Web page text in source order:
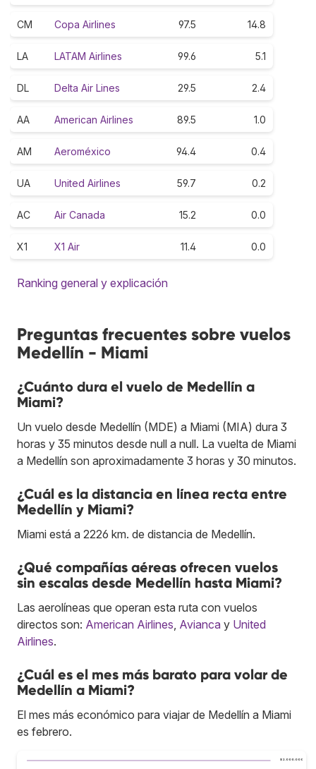
CM Copa Airlines 97.5 14.8
LA LATAM Airlines 99.6 5.1
DL Delta Air Lines 29.5 2.4
AA American Airlines 89.5 1.0
AM Aeroméxico 94.4 0.4
UA United Airlines 59.7 0.2
AC Air Canada 15.2 0.0
X1 X1 Air 11.4 0.0
Ranking general y explicación
Preguntas frecuentes sobre vuelos
Medellín - Miami
¿Cuánto dura el vuelo de Medellín a
Miami?
Un vuelo desde Medellín (MDE) a Miami (MIA) dura 3
horas y 35 minutos desde null a null. La vuelta de Miami
a Medellín son aproximadamente 3 horas y 30 minutos.
¿Cuál es la distancia en línea recta entre
Medellín y Miami?
Miami está a 2226 km. de distancia de Medellín.
¿Qué compañías aéreas ofrecen vuelos
sin escalas desde Medellín hasta Miami?
Las aerolíneas que operan esta ruta con vuelos
directos son: American Airlines Avianca y United
Airlines.
¿Cuál es el mes más barato para volar de
Medellín a Miami?
El mes más económico para viajar de Medellín a Miami
es febrero.
$ 2.000.000